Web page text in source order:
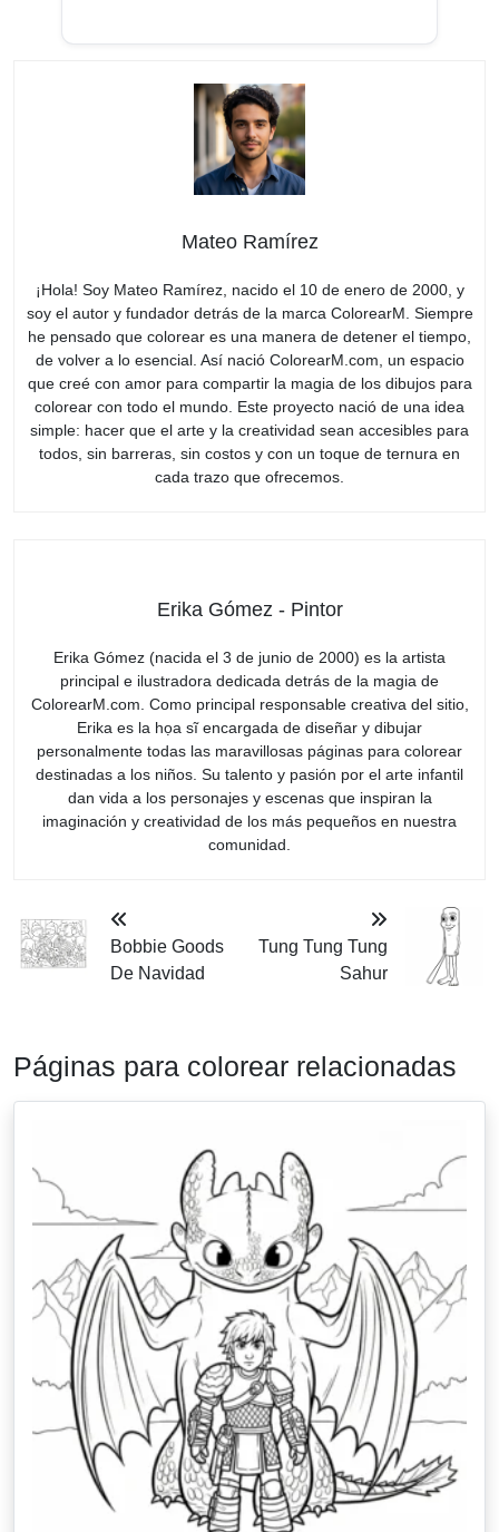
Mateo Ramírez
¡Hola! Soy Mateo Ramírez, nacido el 10 de enero de 2000, y
soy el autor y fundador detrás de la marca ColorearM. Siempre
he pensado que colorear es una manera de detener el tiempo,
de volver a lo esencial. Así nació ColorearM.com, un espacio
que creé con amor para compartir la magia de los dibujos para
colorear con todo el mundo. Este proyecto nació de una idea
simple: hacer que el arte y la creatividad sean accesibles para
todos, sin barreras, sin costos y con un toque de ternura en
cada trazo que ofrecemos.
Erika Gómez - Pintor
Erika Gómez (nacida el 3 de junio de 2000) es la artista
principal e ilustradora dedicada detrás de la magia de
ColorearM.com. Como principal responsable creativa del sitio,
Erika es la họa sĩ encargada de diseñar y dibujar
personalmente todas las maravillosas páginas para colorear
destinadas a los niños. Su talento y pasión por el arte infantil
dan vida a los personajes y escenas que inspiran la
imaginación y creatividad de los más pequeños en nuestra
comunidad.
Bobbie Goods
De Navidad
Tung Tung Tung
Sahur
Páginas para colorear relacionadas